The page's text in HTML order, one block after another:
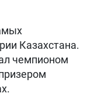
Казахстана.
чемпионом